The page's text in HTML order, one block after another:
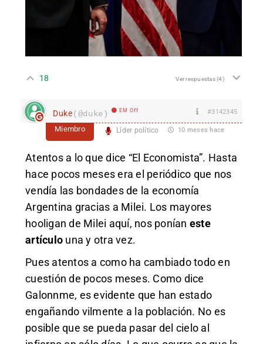
18 Ver respuestas(4)
Duke(@duke) EM Off #3142345
Miembro Líder político 10 meses hace
Atentos a lo que dice “El Economista”. Hasta
hace pocos meses era el periódico que nos
vendía las bondades de la economía
Argentina gracias a Milei. Los mayores
hooligan de Milei aquí, nos ponían este
artículo una y otra vez.
Pues atentos a como ha cambiado todo en
cuestión de pocos meses. Como dice
Galonnme, es evidente que han estado
engañando vilmente a la población. No es
posible que se pueda pasar del cielo al